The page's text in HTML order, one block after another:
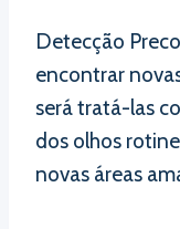
Detecção
encontrar
será tratá-las
dos olhos
novas áreas